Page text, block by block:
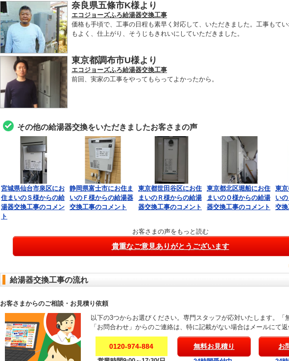
奈良県五條市K様より
エコジョーズふろ給湯器交換工事
価格も手頃で、工事の日程も素早く対応して、いただきました。工事もて
もよく、仕上がり、そうじもきれいにしていただきました。
東京都調布市U様より
エコジョーズふろ給湯器交換工事
前回、実家の工事をやってもらってよかったから。
その他の給湯器交換をいただきましたお客さまの声
宮城県仙台市泉区にお
住まいのＳ様からの給
湯器交換工事のコメン
ト
静岡県富士市にお住ま
いのＦ様からの給湯器
交換工事のコメント
東京都世田谷区にお住
まいのＲ様からの給湯
器交換工事のコメント
東京都北区堀船にお住
まいのＯ様からの給湯
器交換工事のコメント
東
い
交
お客さまの声をもっと読む
貴重なご意見ありがとうございます
給湯器交換工事の流れ
お客さまからのご相談・お見積り依頼
以下の3つからお選びください。専門スタッフが応対いたします。「
「お問合わせ」からのご連絡は、特に記載がない場合はメールにて返
0120-974-884 無料お見積り お